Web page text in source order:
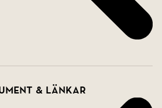
gör området perfekt
ett aktivt friluftsliv. Buss
trafikerar även Farsta C,
dygnet runt.
& länkar